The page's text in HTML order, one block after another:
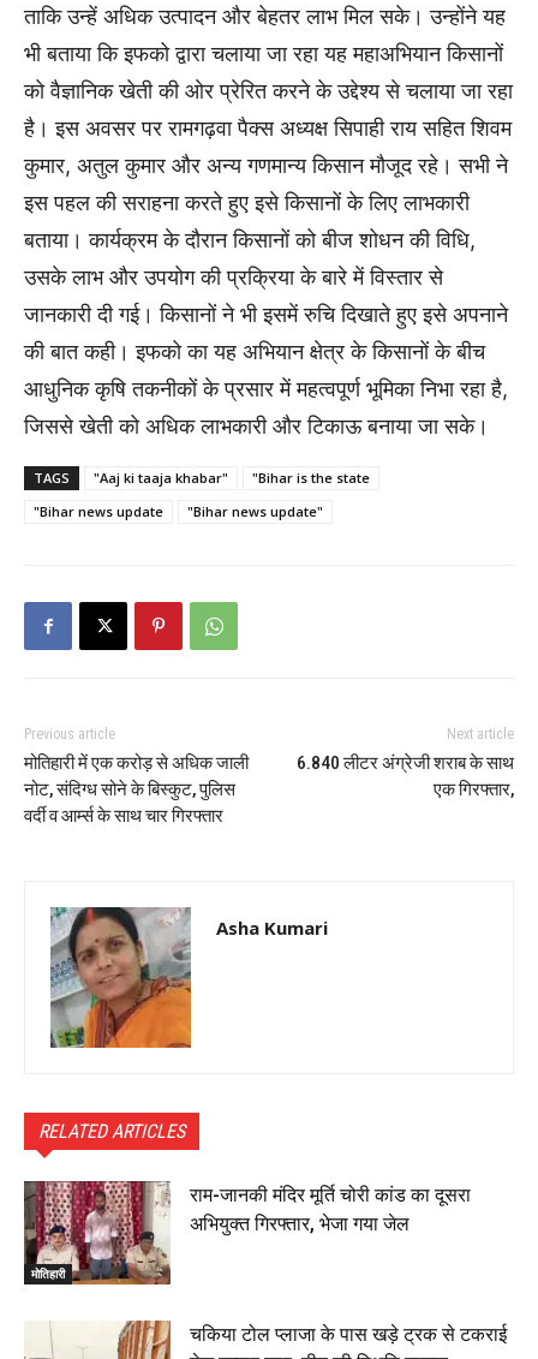
ताकि उन्हें अधिक उत्पादन और बेहतर लाभ मिल सके। उन्होंने यह
भी बताया कि इफको द्वारा चलाया जा रहा यह महाअभियान किसानों
को वैज्ञानिक खेती की ओर प्रेरित करने के उद्देश्य से चलाया जा रहा
है। इस अवसर पर रामगढ़वा पैक्स अध्यक्ष सिपाही राय सहित शिवम
कुमार, अतुल कुमार और अन्य गणमान्य किसान मौजूद रहे। सभी ने
इस पहल की सराहना करते हुए इसे किसानों के लिए लाभकारी
बताया। कार्यक्रम के दौरान किसानों को बीज शोधन की विधि,
उसके लाभ और उपयोग की प्रक्रिया के बारे में विस्तार से
जानकारी दी गई। किसानों ने भी इसमें रुचि दिखाते हुए इसे अपनाने
की बात कही। इफको का यह अभियान क्षेत्र के किसानों के बीच
आधुनिक कृषि तकनीकों के प्रसार में महत्वपूर्ण भूमिका निभा रहा है,
जिससे खेती को अधिक लाभकारी और टिकाऊ बनाया जा सके।
TAGS "Aaj ki taaja khabar"
"Bihar is the state
"Bihar news update
"Bihar news update"
Previous article
मोतिहारी में एक करोड़ से अधिक जाली
नोट, संदिग्ध सोने के बिस्कुट, पुलिस
वर्दी व आर्म्स के साथ चार गिरफ्तार
Next article
6.840 लीटर अंग्रेजी शराब के साथ
एक गिरफ्तार,
Asha Kumari
RELATED ARTICLES
मोतिहारी
राम-जानकी मंदिर मूर्ति चोरी कांड का दूसरा
अभियुक्त गिरफ्तार, भेजा गया जेल
चकिया टोल प्लाजा के पास खड़े ट्रक से टकराई